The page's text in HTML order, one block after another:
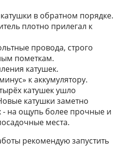
в обратном порядке.
плотно прилегал к
провода, строго
пометкам.
катушек.
к аккумулятору.
катушек ушло
катушки заметно
- на ощупь более прочные и
места.
рекомендую запустить